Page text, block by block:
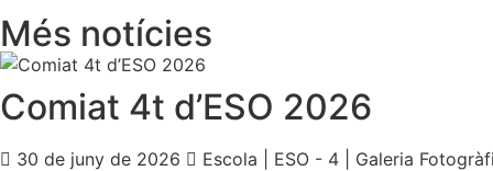
Més notícies
Comiat 4t d’ESO 2026
30 de juny de 2026 Escola ESO - 4
Galeria